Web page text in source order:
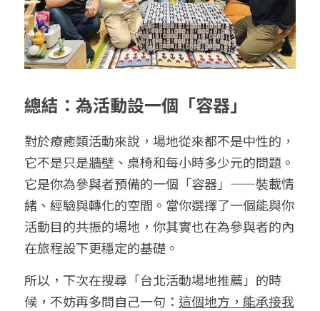
總結：為活動設一個「容器」
對於療癒類活動來說，場地從來都不是中性的，
它不是只是牆壁、桌椅和每小時多少元的問題。
它是你為參與者預備的一個「容器」——裝載情
緒、經驗與轉化的空間。當你選擇了一個能與你
活動目的共振的場地，你其實也在為參與者的內
在旅程設下更穩定的基礎。
所以，下次在搜尋「台北活動場地推薦」的時
候，不妨再多問自己一句： 這個地方，能承接我